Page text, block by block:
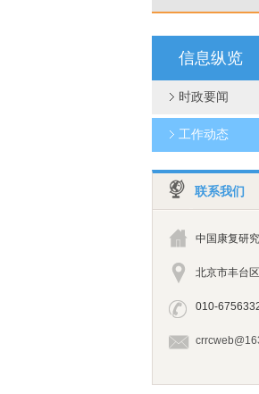
信息纵览
时政要闻
工作动态
联系我们
中国康复研
北京市丰台
010-